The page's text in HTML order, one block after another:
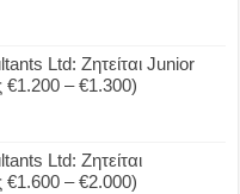
Ltd: Ζητείται Junior
€1.200 – €1.300)
Ltd: Ζητείται
€1.600 – €2.000)